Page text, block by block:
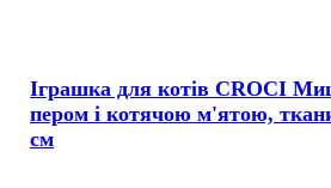
Іграшка для котів CROCI
пером і котячою м'ятою,
см